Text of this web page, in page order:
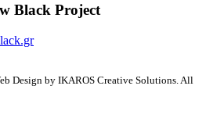
Black Project
Design by IKAROS Creative Solutions. All